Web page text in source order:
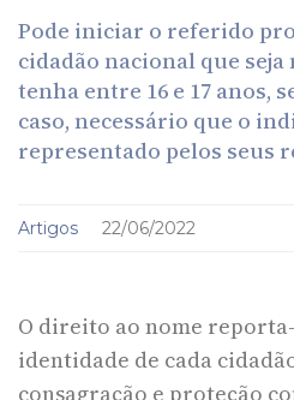
Pode iniciar o referido
cidadão nacional que
tenha entre 16 e 17 anos,
caso, necessário que o
representado pelos seus
Artigos 22/06/2022
O direito ao nome
identidade de cada
consagração e proteção